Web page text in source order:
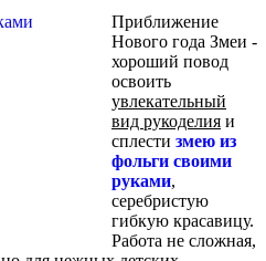
Приближение
Нового года Змеи -
хороший повод
освоить
увлекательный
вид рукоделия и
сплести змею из
фольги своими
руками,
серебристую
гибкую красавицу.
Работа не сложная,